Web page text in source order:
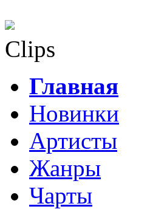
Clips
Главная
Новинки
Артисты
Жанры
Чарты